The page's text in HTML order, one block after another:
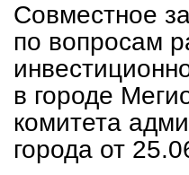
Совместное
по вопросам
в городе
комитета
города от